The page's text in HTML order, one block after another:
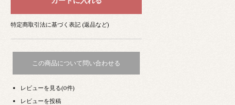
特定商取引法に基づく表記 (返品など)
この商品について問い合わせる
レビューを見る(0件)
レビューを投稿